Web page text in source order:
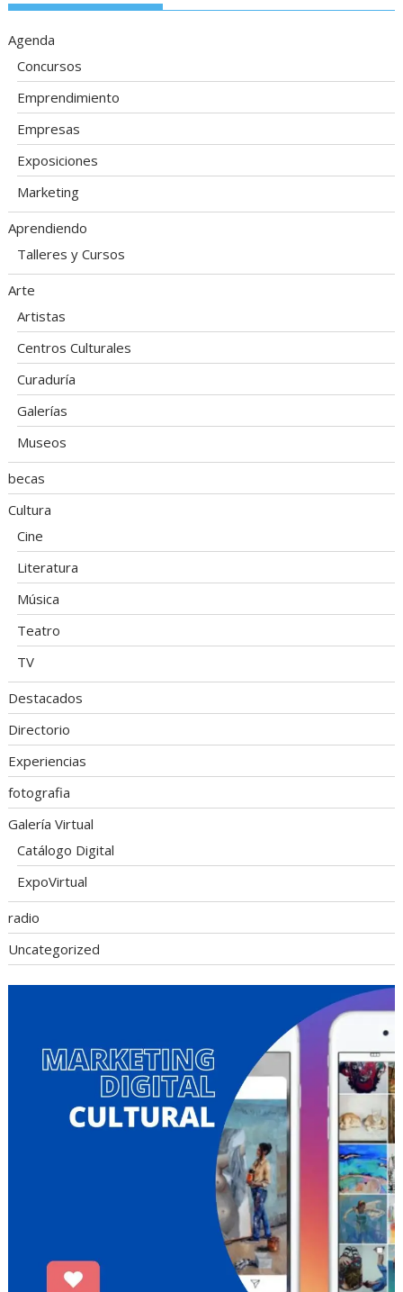
Agenda
Concursos
Emprendimiento
Empresas
Exposiciones
Marketing
Aprendiendo
Talleres y Cursos
Arte
Artistas
Centros Culturales
Curaduría
Galerías
Museos
becas
Cultura
Cine
Literatura
Música
Teatro
TV
Destacados
Directorio
Experiencias
fotografia
Galería Virtual
Catálogo Digital
ExpoVirtual
radio
Uncategorized